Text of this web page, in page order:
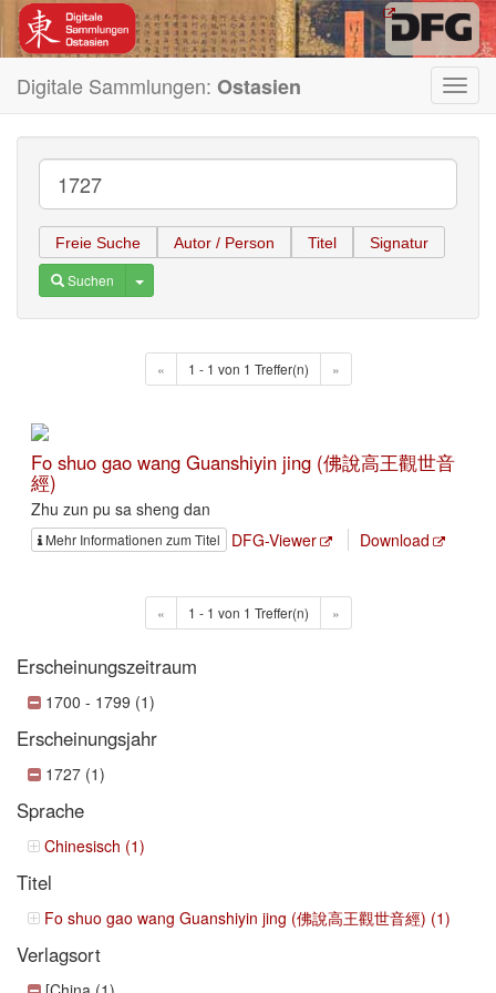
Digitale Sammlungen: Ostasien
Freie Suche Autor / Person Titel Signatur
Suchen Toggle Dropdown
« 1 - 1 von 1 Treffer(n) »
Fo shuo gao wang Guanshiyin jing (佛說高王觀世音
經)
Zhu zun pu sa sheng dan
Mehr Informationen zum Titel DFG-Viewer Download
« 1 - 1 von 1 Treffer(n) »
Erscheinungszeitraum
1700 - 1799 (1)
Erscheinungsjahr
1727 (1)
Sprache
Chinesisch (1)
Titel
Fo shuo gao wang Guanshiyin jing (佛說高王觀世音經) (1)
Verlagsort